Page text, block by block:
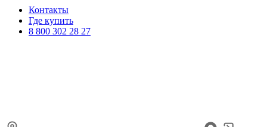
Контакты
Где купить
8 800 302 28 27